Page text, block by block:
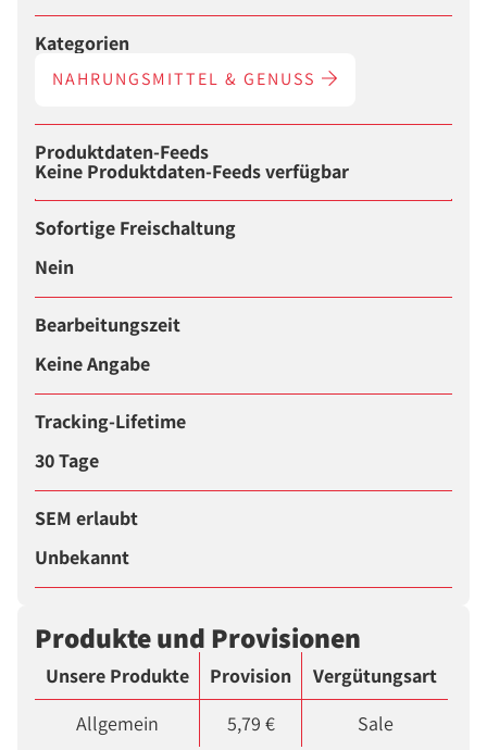
Kategorien
NAHRUNGSMITTEL & GENUSS
Produktdaten-Feeds
Keine Produktdaten-Feeds verfügbar
Sofortige Freischaltung
Nein
Bearbeitungszeit
Keine Angabe
Tracking-Lifetime
30 Tage
SEM erlaubt
Unbekannt
Produkte und Provisionen
Unsere Produkte Provision
Vergütungsart
Allgemein
5,79 € Sale